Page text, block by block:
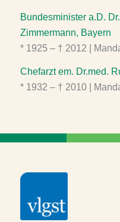
Bundesminister a.D.
Zimmermann, Bayern
* 1925 – † 2012 |
Chefarzt em. Dr.med.
* 1932 – † 2010 |